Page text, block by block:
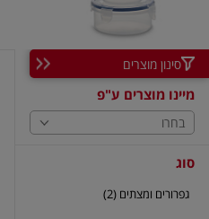
סינון מוצרים
מיינו מוצרים ע"פ
בחרו
סוג
גפרורים ומצתים (2)